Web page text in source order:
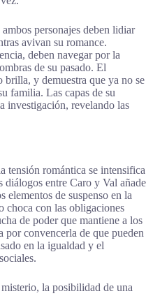
personajes deben lidiar
avivan su romance.
deben navegar por la
de su pasado. El
brilla, y demuestra que ya no se
familia. Las capas de su
investigación, revelando las
tensión romántica se intensifica
entre Caro y Val añade
elementos de suspenso en la
choca con las obligaciones
de poder que mantiene a los
por convencerla de que pueden
en la igualdad y el
la posibilidad de una